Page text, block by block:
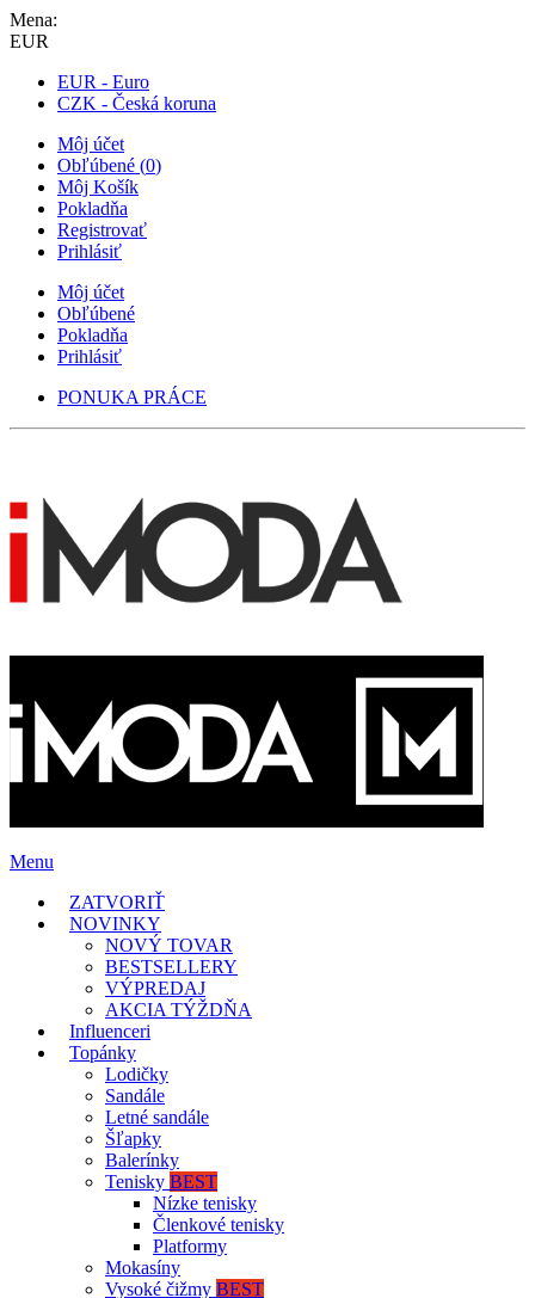
Mena:
EUR
EUR - Euro
CZK - Česká koruna
Môj účet
Obľúbené (0)
Môj Košík
Pokladňa
Registrovať
Prihlásiť
Môj účet
Obľúbené
Pokladňa
Prihlásiť
PONUKA PRÁCE
Menu
ZATVORIŤ
NOVINKY
NOVÝ TOVAR
BESTSELLERY
VÝPREDAJ
AKCIA TÝŽDŇA
Influenceri
Topánky
Lodičky
Sandále
Letné sandále
Šľapky
Balerínky
Tenisky BEST
Nízke tenisky
Členkové tenisky
Platformy
Mokasíny
Vysoké čižmy BEST